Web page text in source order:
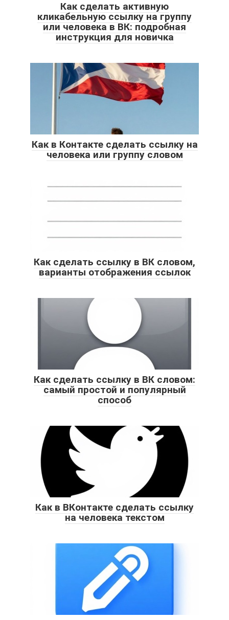
Как сделать активную
кликабельную ссылку на группу
или человека в ВК: подробная
инструкция для новичка
Как в Контакте сделать ссылку на
человека или группу словом
Как сделать ссылку в ВК словом,
варианты отображения ссылок
Как сделать ссылку в ВК словом:
самый простой и популярный
способ
Как в ВКонтакте сделать ссылку
на человека текстом